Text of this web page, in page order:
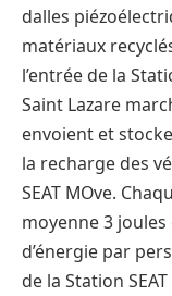
dalles
matériaux
l’entrée de la
Saint Lazare
envoient et
la recharge des
SEAT MOve.
moyenne 3 joules
d’énergie par
de la Station